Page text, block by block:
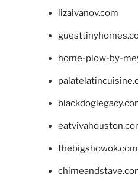
lizaivanov.com
home-plow-by-
thebigshowok.com